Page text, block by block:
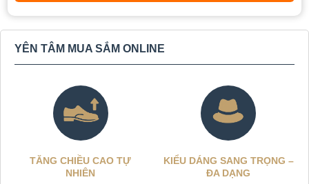
YÊN TÂM MUA SẮM ONLINE
TĂNG CHIỀU CAO TỰ
NHIÊN
KIỂU DÁNG SANG TRỌNG –
ĐA DẠNG